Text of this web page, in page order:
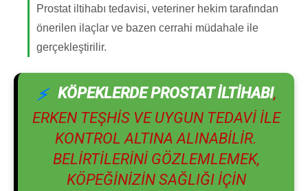
Prostat iltihabı tedavisi, veteriner hekim tarafından
önerilen ilaçlar ve bazen cerrahi müdahale ile
gerçekleştirilir.
KÖPEKLERDE PROSTAT ILTIHABI,
ERKEN TEŞHIS VE UYGUN TEDAVI ILE
KONTROL ALTINA ALINABILIR.
BELIRTILERINI GÖZLEMLEMEK,
KÖPEĞINIZIN SAĞLIĞI IÇIN